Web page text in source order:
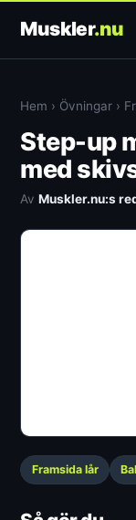
Muskler.nu
Hem › Övningar ›
Step-up
med
AvMuskler.nu:s
Framsida lår